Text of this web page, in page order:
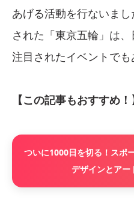
あげる活動を行ないま
された「東京五輪」は
注目されたイベントでも
【この記事もおすすめ！
ついに1000日を切る！スポ
デザインとアー